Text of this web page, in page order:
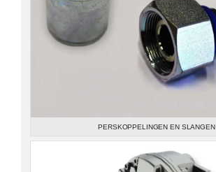
PERSKOPPELINGEN EN SLANGEN